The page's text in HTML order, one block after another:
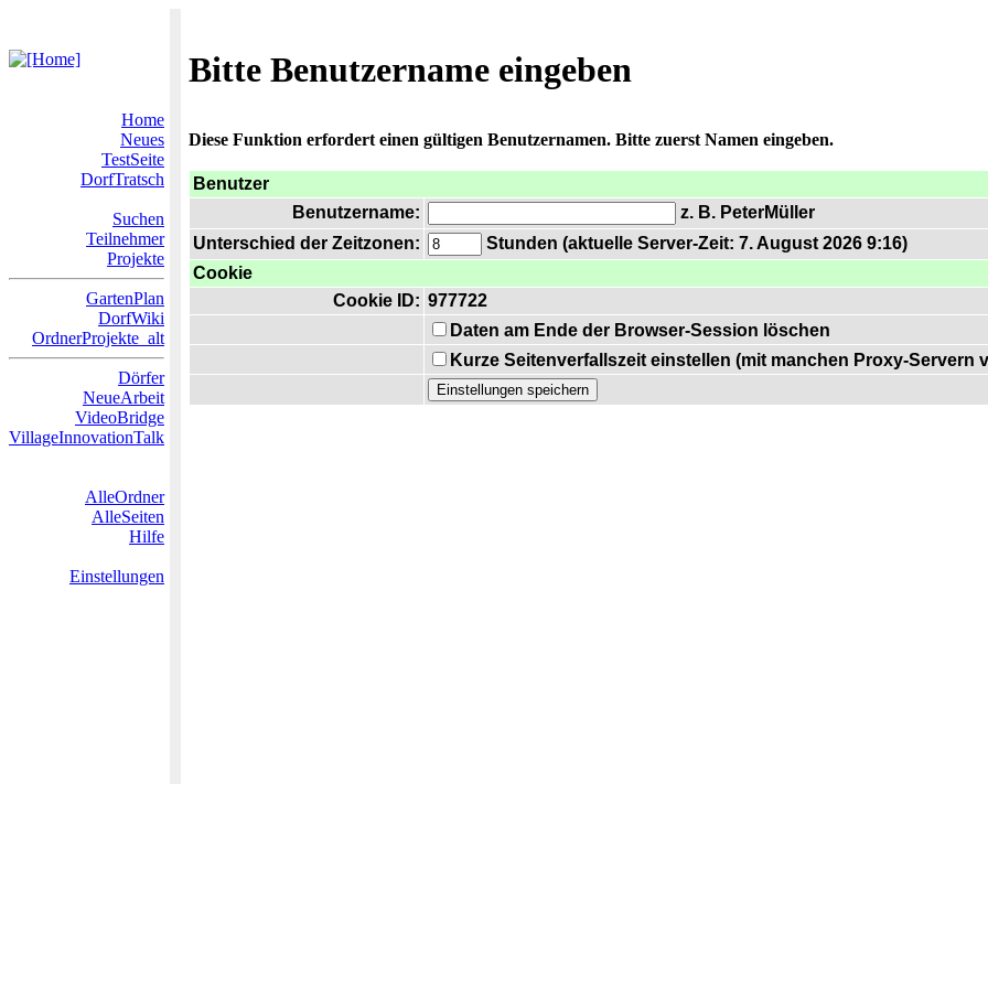
Bitte Benutzername eingeben
Home
Neues
TestSeite
DorfTratsch
Suchen
Teilnehmer
Projekte
GartenPlan
DorfWiki
OrdnerProjekte_alt
Dörfer
NeueArbeit
VideoBridge
VillageInnovationTalk
AlleOrdner
AlleSeiten
Hilfe
Einstellungen
Diese Funktion erfordert einen gültigen Benutzernamen. Bitte zuerst Namen eingeben.
Benutzer
Benutzername:
z. B. PeterMüller
Unterschied der Zeitzonen:
Stunden (aktuelle Server-Zeit: 7. August 2026 9:16)
Cookie
Cookie ID: 977722
Daten am Ende der Browser-Session löschen
Kurze Seitenverfallszeit einstellen (mit manchen Proxy-Servern